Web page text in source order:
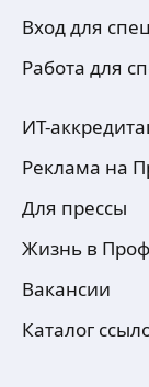
Вход для
Работа для
ИТ-
Реклама на
Для прессы
Жизнь в
Вакансии
Каталог